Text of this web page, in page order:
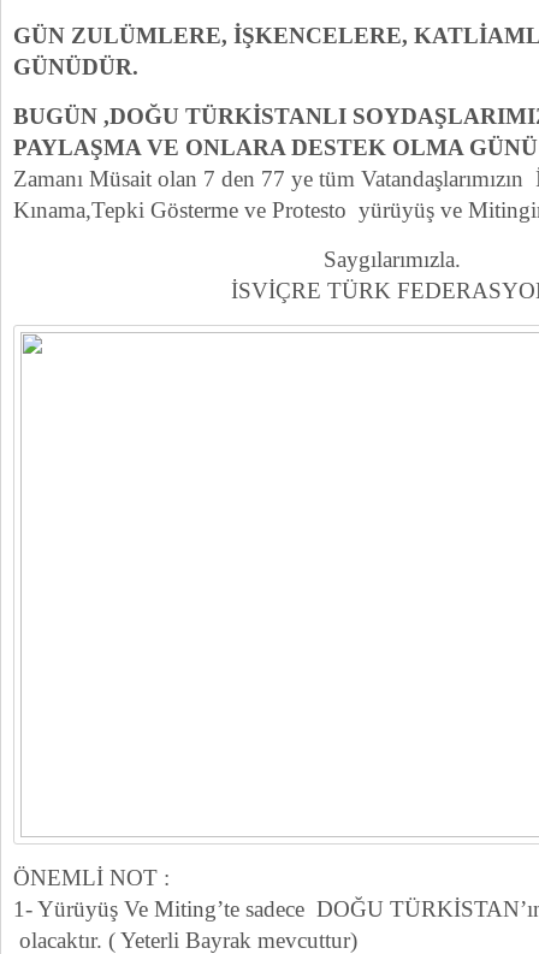
GÜN ZULÜMLERE, İŞKENCELERE,
GÜNÜDÜR.
BUGÜN ,DOĞU TÜRKİSTANLI
PAYLAŞMA VE ONLARA DESTEK OLMA
Zamanı Müsait olan 7 den 77 ye tüm Vatandaşlarımızın
Kınama,Tepki Gösterme ve Protesto yürüyüş ve
Saygılarımızla.
İSVİÇRE TÜRK
ÖNEMLİ NOT :
1- Yürüyüş Ve Miting’te sadece DOĞU
olacaktır. ( Yeterli Bayrak mevcuttur)